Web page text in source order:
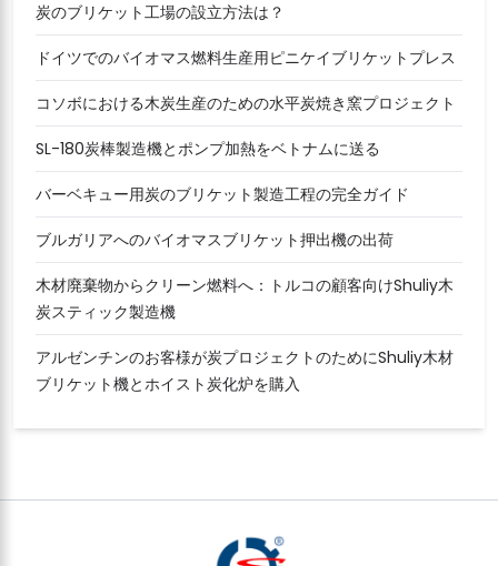
炭のブリケット工場の設立方法は？
ドイツでのバイオマス燃料生産用ピニケイブリケットプレス
コソボにおける木炭生産のための水平炭焼き窯プロジェクト
SL-180炭棒製造機とポンプ加熱をベトナムに送る
バーベキュー用炭のブリケット製造工程の完全ガイド
ブルガリアへのバイオマスブリケット押出機の出荷
木材廃棄物からクリーン燃料へ：トルコの顧客向けShuliy木
炭スティック製造機
アルゼンチンのお客様が炭プロジェクトのためにShuliy木材
ブリケット機とホイスト炭化炉を購入